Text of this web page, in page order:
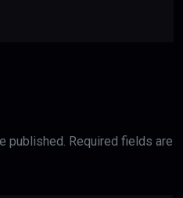
published. Required fields are